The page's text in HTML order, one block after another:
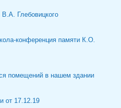
Глебовицкого
конференция памяти К.О.
помещений в нашем здании
от 17.12.19